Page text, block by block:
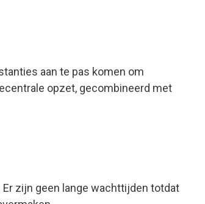
aan te pas komen om
opzet, gecombineerd met
zijn geen lange wachttijden totdat